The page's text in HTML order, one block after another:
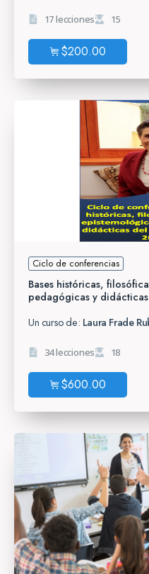
17 lecciones 15
$200.00
Ciclo de conferencias
Bases históricas,
pedagógicas y
Un curso de: Laura Frade
34 lecciones 18
$600.00